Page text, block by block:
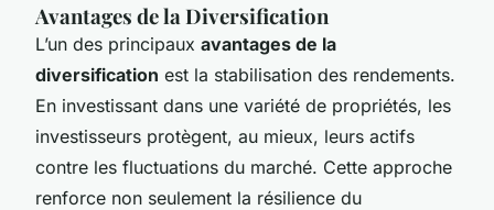
Avantages de la Diversification
L’un des principaux avantages de la
diversification est la stabilisation des rendements.
En investissant dans une variété de propriétés, les
investisseurs protègent, au mieux, leurs actifs
contre les fluctuations du marché. Cette approche
renforce non seulement la résilience du